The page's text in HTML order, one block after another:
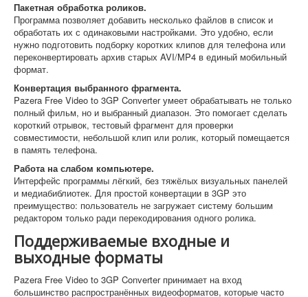
Пакетная обработка роликов.
Программа позволяет добавить несколько файлов в список и
обработать их с одинаковыми настройками. Это удобно, если
нужно подготовить подборку коротких клипов для телефона или
переконвертировать архив старых AVI/MP4 в единый мобильный
формат.
Конвертация выбранного фрагмента.
Pazera Free Video to 3GP Converter умеет обрабатывать не только
полный фильм, но и выбранный диапазон. Это помогает сделать
короткий отрывок, тестовый фрагмент для проверки
совместимости, небольшой клип или ролик, который помещается
в память телефона.
Работа на слабом компьютере.
Интерфейс программы лёгкий, без тяжёлых визуальных панелей
и медиабиблиотек. Для простой конвертации в 3GP это
преимущество: пользователь не загружает систему большим
редактором только ради перекодирования одного ролика.
Поддерживаемые входные и
выходные форматы
Pazera Free Video to 3GP Converter принимает на вход
большинство распространённых видеоформатов, которые часто